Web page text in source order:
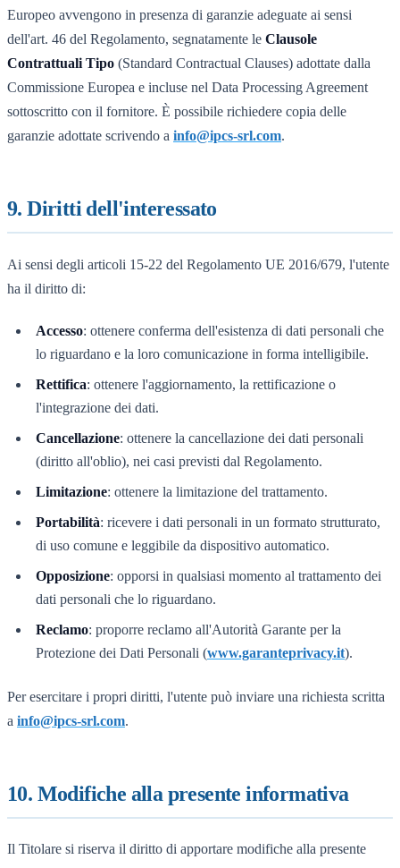
Europeo avvengono in presenza di garanzie adeguate ai sensi
dell'art. 46 del Regolamento, segnatamente le Clausole
Contrattuali Tipo (Standard Contractual Clauses) adottate dalla
Commissione Europea e incluse nel Data Processing Agreement
sottoscritto con il fornitore. È possibile richiedere copia delle
garanzie adottate scrivendo a info@ipcs-srl.com.
9. Diritti dell'interessato
Ai sensi degli articoli 15-22 del Regolamento UE 2016/679, l'utente
ha il diritto di:
Accesso: ottenere conferma dell'esistenza di dati personali che
lo riguardano e la loro comunicazione in forma intelligibile.
Rettifica: ottenere l'aggiornamento, la rettificazione o
l'integrazione dei dati.
Cancellazione: ottenere la cancellazione dei dati personali
(diritto all'oblio), nei casi previsti dal Regolamento.
Limitazione: ottenere la limitazione del trattamento.
Portabilità: ricevere i dati personali in un formato strutturato,
di uso comune e leggibile da dispositivo automatico.
Opposizione: opporsi in qualsiasi momento al trattamento dei
dati personali che lo riguardano.
Reclamo: proporre reclamo all'Autorità Garante per la
Protezione dei Dati Personali (www.garanteprivacy.it).
Per esercitare i propri diritti, l'utente può inviare una richiesta scritta
a info@ipcs-srl.com.
10. Modifiche alla presente informativa
Il Titolare si riserva il diritto di apportare modifiche alla presente